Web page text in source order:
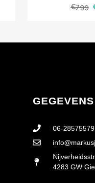
€799
GEGEVENS
06-28575579
4283 GW